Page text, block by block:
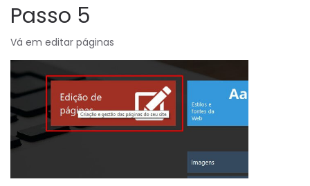
Passo 5
Vá em editar páginas